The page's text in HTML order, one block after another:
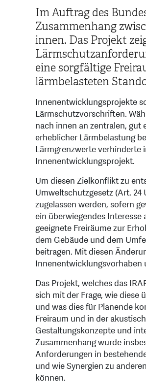
Im Auftrag des
Zusammenhang
innen. Das Projekt
eine sorgfältige
lärmbelasteten
Innenentwicklungsprojekte
Lärmschutzvorschriften.
nach innen an zentralen, gut
erheblicher Lärmbelastung
Lärmgrenzwerte verhinderte
Innenentwicklungsprojekt.
Um diesen Zielkonflikt zu
Umweltschutzgesetz (Art.
zugelassen werden, sofern
ein überwiegendes
geeignete Freiräume zur
dem Gebäude und dem
beitragen. Mit diesen
Innenentwicklungsvorhaben
Das Projekt, welches das
sich mit der Frage, wie diese
und was dies für Planende
Freiraum und in der
Gestaltungskonzepte und
Zusammenhang wurde
Anforderungen in
und wie Synergien zu
können.